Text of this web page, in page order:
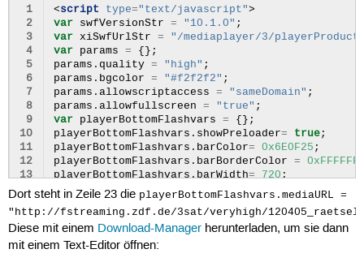
30
31
32
33
34
35
36
37
38
39
40
41
42
44
45
46
47
<audioBitrate>96000</audioBitrate>
<filesize>11884937</filesize>
−
<facets>
<facet>restriction_useragent
</facets>
</formitaet>
−
<formitaet basetype=
<quality>low</quality>
−
<url>
<ratio>16:9</ratio>
<height>136</height>
<width>240</width>
<videoBitrate>
1
2
3
4
5
6
7
8
9
10
11
12
13
14
16
17
18
<script type="text/javascript">
var
swfVersionStr = "10.1.0" ;
var xiSwfUrlStr =
"/mediaplayer/3/
var
params =
{};
params .quality = "high" ;
params . bgcolor = "#f2f2f2" ;
params .allowscriptaccess = "sameDomain" ;
params .allowfullscreen = "true" ;
var
playerBottomFlashvars =
{};
playerBottomFlashvars . showPreloader= true ;
playerBottomFlashvars . barColor= 0x6E0F25 ;
playerBottomFlashvars . barBorderColor = 0xFFFFFF
playerBottomFlashvars . barWidth= 720 ;
playerBottomFlashvars
. barHeight
playerBottomFlashvars
<!--assets/-->
playerBottomFlashvars.article = "true" ;
playerBottomFlashvars
Dort steht in Zeile 23 die playerBottomFlashvars.mediaURL =
"http://fstreaming.zdf.de/3sat/veryhigh/
Diese mit einem Download-Managerherunterladen, um sie dann
mit einem Text-Editor öffnen: